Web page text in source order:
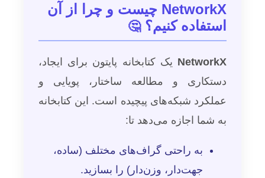
NetworkX چیست و چرا از آن
استفاده کنیم؟🤔
NetworkX یک کتابخانه پایتون برای ایجاد،
دستکاری و مطالعه ساختار، پویایی و
عملکرد شبکه‌های پیچیده است. این کتابخانه
به شما اجازه می‌دهد تا:
به راحتی گراف‌های مختلف (ساده،
جهت‌دار، وزن‌دار) را بسازید.